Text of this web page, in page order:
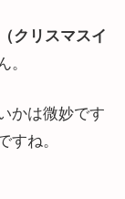
クリスマスイ
。
かは微妙です
すね。